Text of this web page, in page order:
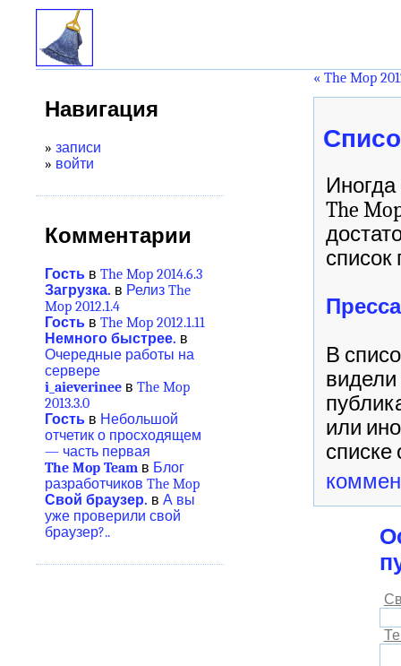
« The Mop
The
список
В
видели
или
списке
Навигация
» записи
» войти
Комментарии
Гость в The Mop 2014.6.3
Загрузка. в Релиз The
Mop 2012.1.4
Гость в The Mop 2012.1.11
Немного быстрее. в
Очередные работы на
сервере
i_aieverinee в The Mop
2013.3.0
Гость в Небольшой
отчетик о просходящем
— часть первая
The Mop Team в Блог
разработчиков The Mop
Свой браузер. в А вы
уже проверили свой
браузер?..